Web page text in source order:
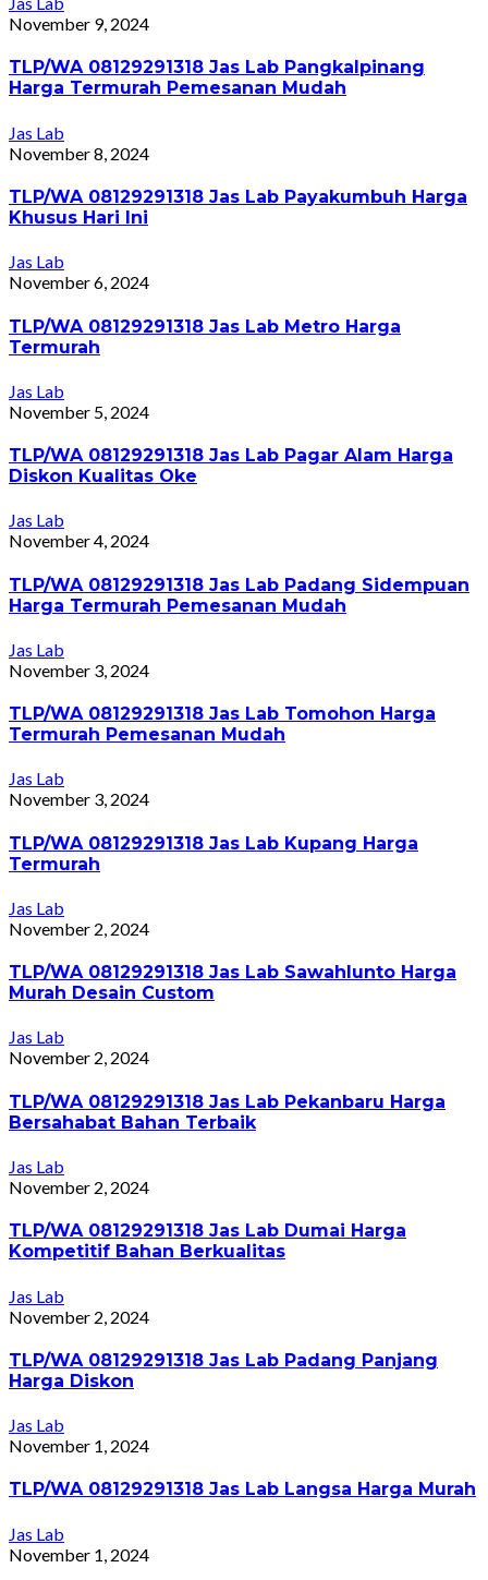
November 9, 2024
TLP/WA 08129291318 Jas Lab Pangkalpinang
Harga Termurah Pemesanan Mudah
Jas Lab
November 8, 2024
TLP/WA 08129291318 Jas Lab Payakumbuh Harga
Khusus Hari Ini
Jas Lab
November 6, 2024
TLP/WA 08129291318 Jas Lab Metro Harga
Termurah
Jas Lab
November 5, 2024
TLP/WA 08129291318 Jas Lab Pagar Alam Harga
Diskon Kualitas Oke
Jas Lab
November 4, 2024
TLP/WA 08129291318 Jas Lab Padang Sidempuan
Harga Termurah Pemesanan Mudah
Jas Lab
November 3, 2024
TLP/WA 08129291318 Jas Lab Tomohon Harga
Termurah Pemesanan Mudah
Jas Lab
November 3, 2024
TLP/WA 08129291318 Jas Lab Kupang Harga
Termurah
Jas Lab
November 2, 2024
TLP/WA 08129291318 Jas Lab Sawahlunto Harga
Murah Desain Custom
Jas Lab
November 2, 2024
TLP/WA 08129291318 Jas Lab Pekanbaru Harga
Bersahabat Bahan Terbaik
Jas Lab
November 2, 2024
TLP/WA 08129291318 Jas Lab Dumai Harga
Kompetitif Bahan Berkualitas
Jas Lab
November 2, 2024
TLP/WA 08129291318 Jas Lab Padang Panjang
Harga Diskon
Jas Lab
November 1, 2024
TLP/WA 08129291318 Jas Lab Langsa Harga Murah
Jas Lab
November 1, 2024